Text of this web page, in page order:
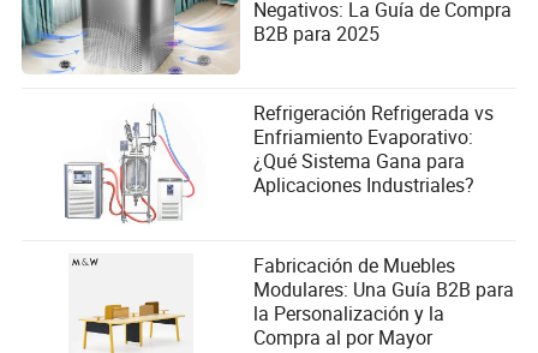
Negativos: La Guía de Compra
B2B para 2025
Refrigeración Refrigerada vs
Enfriamiento Evaporativo:
¿Qué Sistema Gana para
Aplicaciones Industriales?
Fabricación de Muebles
Modulares: Una Guía B2B para
la Personalización y la
Compra al por Mayor